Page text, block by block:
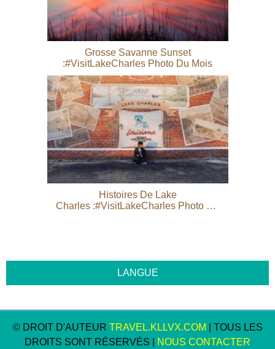
Grosse Savanne Sunset
:#VisitLakeCharles Photo Du Mois
Histoires De Lake
Charles :#VisitLakeCharles Photo Du
© DROIT D'AUTEUR TRAVEL.KLLVX.COM | TOUS LES
DROITS SONT RÉSERVÉS |
NOUS CONTACTER